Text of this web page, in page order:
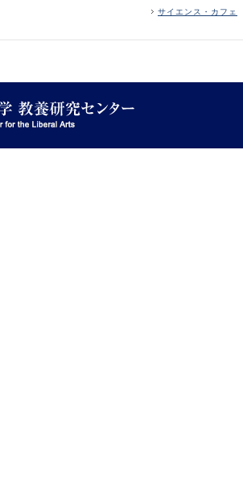
サイエンス・カフェ